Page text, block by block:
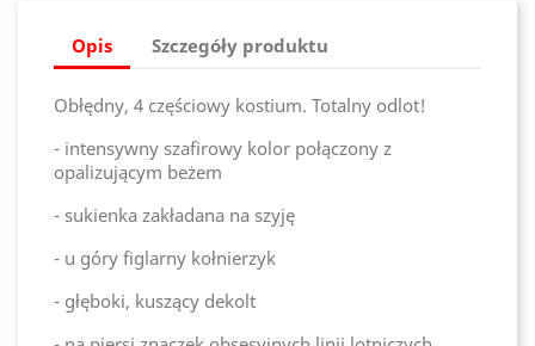
Opis Szczegóły produktu
Obłędny, 4 częściowy kostium. Totalny odlot!
- intensywny szafirowy kolor połączony z
opalizującym beżem
- sukienka zakładana na szyję
- u góry figlarny kołnierzyk
- głęboki, kuszący dekolt